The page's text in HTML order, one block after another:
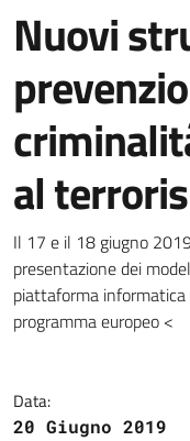
Nuovi
al
Dettagli
Il 17 e il 18 giugno
presentazione dei
piattaforma
programma europeo <
Data:
20 Giugno 2019